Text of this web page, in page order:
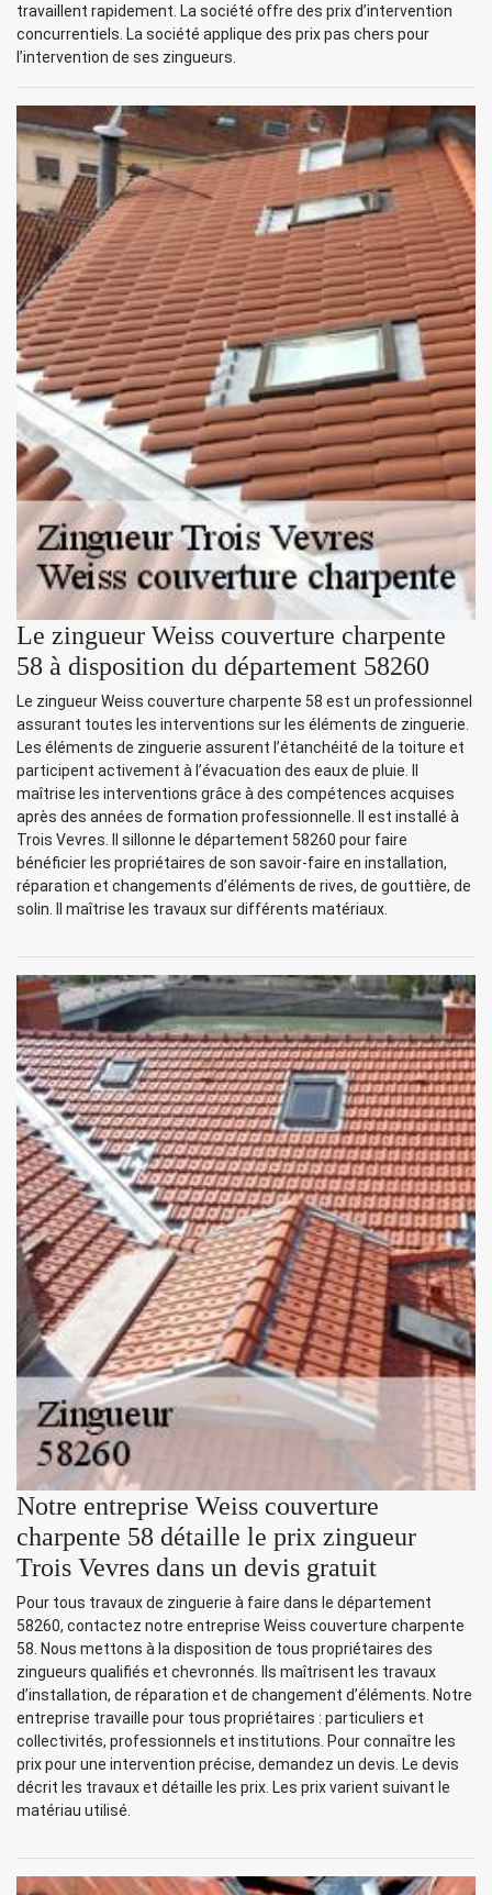
travaillent rapidement. La société offre des prix d’intervention
concurrentiels. La société applique des prix pas chers pour
l’intervention de ses zingueurs.
Le zingueur Weiss couverture charpente
58 à disposition du département 58260
Le zingueur Weiss couverture charpente 58 est un professionnel
assurant toutes les interventions sur les éléments de zinguerie.
Les éléments de zinguerie assurent l’étanchéité de la toiture et
participent activement à l’évacuation des eaux de pluie. Il
maîtrise les interventions grâce à des compétences acquises
après des années de formation professionnelle. Il est installé à
Trois Vevres. Il sillonne le département 58260 pour faire
bénéficier les propriétaires de son savoir-faire en installation,
réparation et changements d’éléments de rives, de gouttière, de
solin. Il maîtrise les travaux sur différents matériaux.
Notre entreprise Weiss couverture
charpente 58 détaille le prix zingueur
Trois Vevres dans un devis gratuit
Pour tous travaux de zinguerie à faire dans le département
58260, contactez notre entreprise Weiss couverture charpente
58. Nous mettons à la disposition de tous propriétaires des
zingueurs qualifiés et chevronnés. Ils maîtrisent les travaux
d’installation, de réparation et de changement d’éléments. Notre
entreprise travaille pour tous propriétaires : particuliers et
collectivités, professionnels et institutions. Pour connaître les
prix pour une intervention précise, demandez un devis. Le devis
décrit les travaux et détaille les prix. Les prix varient suivant le
matériau utilisé.